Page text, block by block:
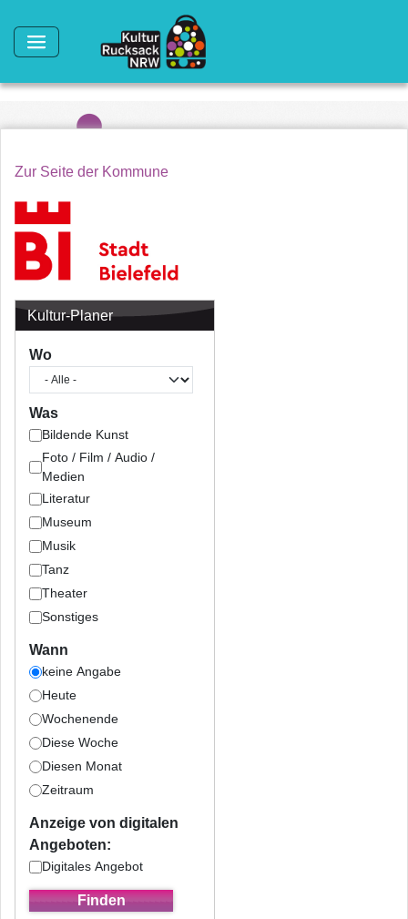
Zur Seite der Kommune
Kultur-Planer
Wo
Was
Bildende Kunst
Foto / Film / Audio /
Medien
Literatur
Museum
Musik
Tanz
Theater
Sonstiges
Wann
keine Angabe
Heute
Wochenende
Diese Woche
Diesen Monat
Zeitraum
Anzeige von digitalen
Angeboten:
Digitales Angebot